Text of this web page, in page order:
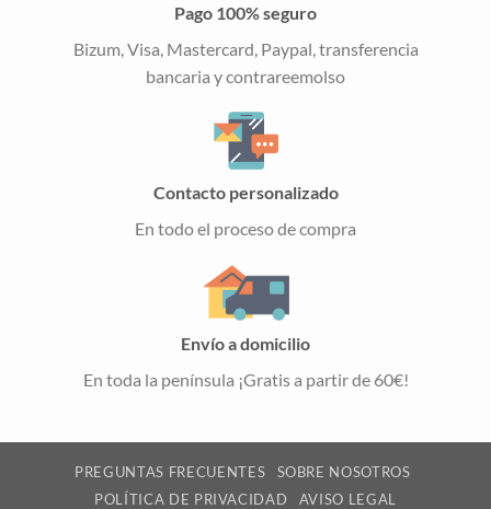
Pago 100% seguro
Bizum, Visa, Mastercard, Paypal, transferencia
bancaria y contrareemolso
Contacto personalizado
En todo el proceso de compra
Envío a domicilio
En toda la península ¡Gratis a partir de 60€!
PREGUNTAS FRECUENTES
SOBRE NOSOTROS
POLÍTICA DE PRIVACIDAD
AVISO LEGAL